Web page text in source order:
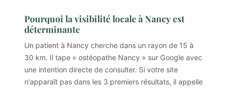
Pourquoi la visibilité locale à Nancy est
déterminante
Un patient à Nancy cherche dans un rayon de 15 à
30 km. Il tape « ostéopathe Nancy » sur Google avec
une intention directe de consulter. Si votre site
n'apparaît pas dans les 3 premiers résultats, il appelle